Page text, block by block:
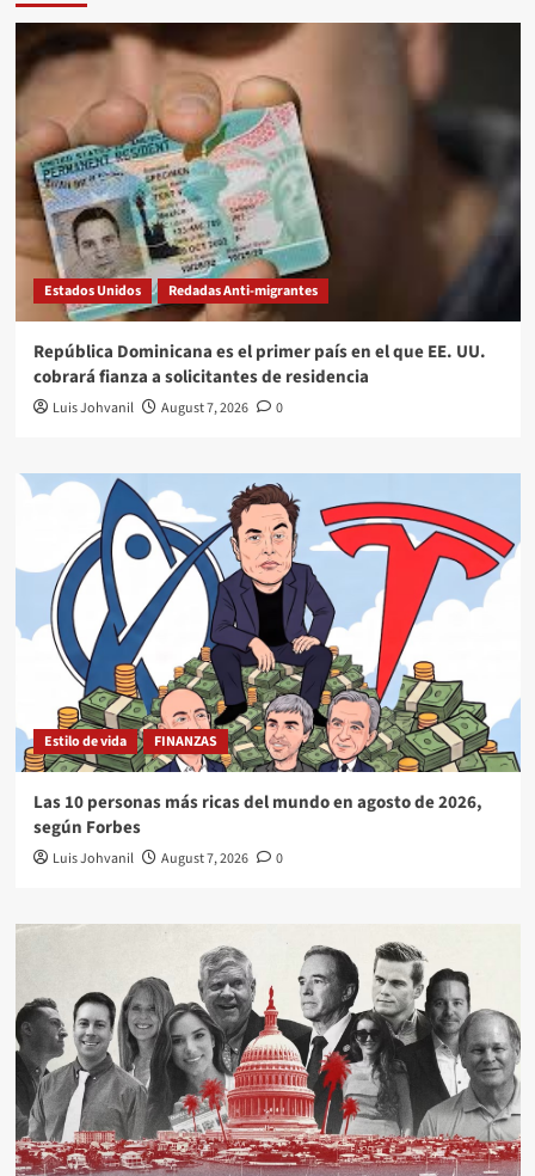
Estados Unidos Redadas Anti-migrantes
República Dominicana es el primer país en el que EE. UU.
cobrará fianza a solicitantes de residencia
Luis Johvanil August 7, 2026 0
Estilo de vida FINANZAS
Las 10 personas más ricas del mundo en agosto de 2026,
según Forbes
Luis Johvanil August 7, 2026 0